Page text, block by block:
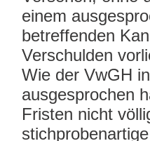
einem
betreffenden
Verschulden
Wie der VwGH
ausgesprochen
Fristen nicht